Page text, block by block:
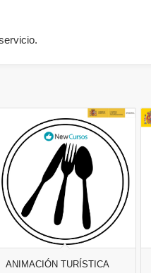
ANIMACIÓN TURÍSTICA